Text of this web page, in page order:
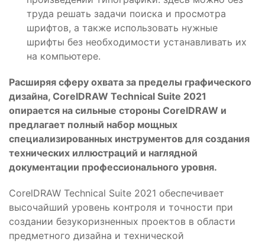
труда решать задачи поиска и просмотра
шрифтов, а также использовать нужные
шрифты без необходимости устанавливать их
на компьютере.
Расширяя сферу охвата за пределы графического
дизайна, CorelDRAW Technical Suite 2021
опирается на сильные стороны CorelDRAW и
предлагает полный набор мощных
специализированных инструментов для создания
технических иллюстраций и наглядной
документации профессионального уровня.
CorelDRAW Technical Suite 2021 обеспечивает
высочайший уровень контроля и точности при
создании безукоризненных проектов в области
предметного дизайна и технической